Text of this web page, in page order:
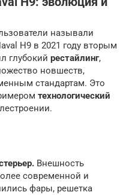
называли
H9 в 2021 году вторым
глубокий рестайлинг,
новшеств,
стандартам. Это
технологический
Внешность
современной и
фары, решетка